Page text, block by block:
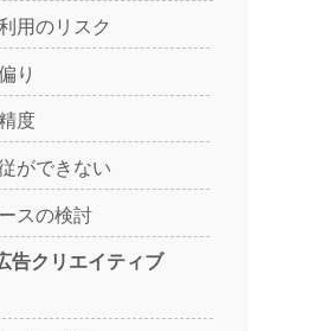
用のリスク
り
度
ができない
スの検討
告クリエイティブ